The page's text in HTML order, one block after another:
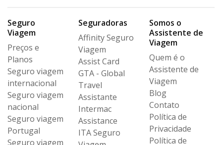
Seguro
Viagem
Preços e
Planos
Seguro viagem
internacional
Seguro viagem
nacional
Seguro viagem
Portugal
Seguro viagem
Seguradoras
Affinity Seguro
Viagem
Assist Card
GTA - Global
Travel
Assistante
Intermac
Assistance
ITA Seguro
Somos o
Assistente de
Viagem
Quem é o
Assistente de
Viagem
Blog
Contato
Política de
Privacidade
Política de